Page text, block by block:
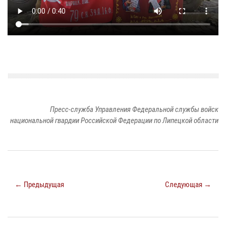
Пресс-служба Управления Федеральной службы войск
национальной гвардии Российской Федерации по Липецкой области
← Предыдущая Следующая →